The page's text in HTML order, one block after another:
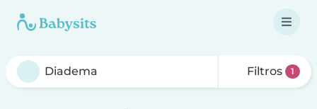
Filtros 1